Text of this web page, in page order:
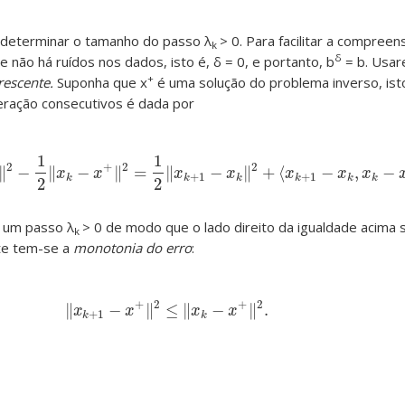
o tamanho do passo λk > 0. Para facilitar a
não há ruídos nos dados, isto é, δ = 0, e portanto, bδ = b.
Suponha que x+ é uma solução do problema inverso,
consecutivos é dada por
∥2 −
1
2
∥xk − x+ ∥2 =
1
2
∥xk+1 − xk ∥2 + ⟨xk+1 − xk, xk −
k +1−x+ ‖2− 12 ‖xk− x+ ‖2=12 ‖xk+1 −xk‖2+ ⟨x k+ 1−xk,x k−x+⟩.
passo λk > 0 de modo que o lado direito da igualdade acima
tem-se a monotonia do erro:
∥xk+1 − x+ ∥2 ≤ ∥xk − x+ ∥2.
‖ k+ 1−x +‖ 2≤ k−x +‖ 2.